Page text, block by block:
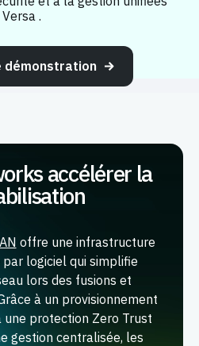
Versa .
démonstration
accélérer la
offre une infrastructure
logiciel qui simplifie
lors des fusions et
à un provisionnement
une protection Zero Trust
gestion centralisée, les